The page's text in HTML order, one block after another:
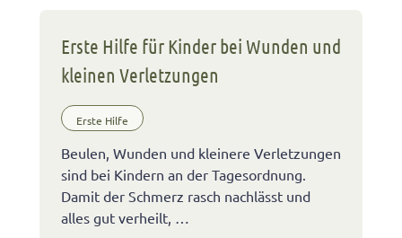
Erste Hilfe für Kinder bei Wunden und
kleinen Verletzungen
Erste Hilfe
Beulen, Wunden und kleinere Verletzungen
sind bei Kindern an der Tagesordnung.
Damit der Schmerz rasch nachlässt und
alles gut verheilt, …